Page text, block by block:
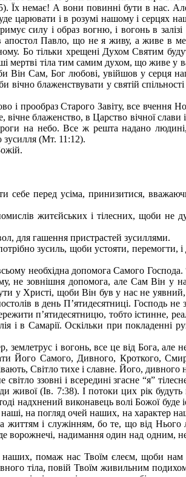
немає! А вони повинні бути в нас.
царювати і в розумі нашому і
силу і образ вогню, і вогонь в
Павло, що не я живу, а живе в
Бо тільки хрещені Духом Святим
мертві тіла тим самим духом, що живе
Сам, Бог любові, увійшов у серця
блаженствувати у святій
і прообраз Старого Завіту, все вчення
блаженство, в Царство вічної слави
на небо. Все ж решта надано
(Мт. 11:12).
себе перед усіма, принизитися,
житєйських і тілесних, щоби
для гашення пристрастей зусиллями.
потрібно зусиль, щоби устояти,
необхідна допомога Самого
не зовнішня допомога, але Сам Він
у Христі, щоби Він був у нас не
в день П’ятидесятниці. Господь
п’ятидесятницю, тобто істинне,
і в Самарії. Оскільки при
і вогонь, все це від Бога,
Його Самого, Дивного, Кроткого,
Світло тихе і славне. Його,
ззовні і всередині згасне “я”
живої (Ів. 7:38). І потоки цих рік
надхнений виконавець волі Божої
на погляд очей наших, на характер
і служінням, бо те, що від Нього
надимання один над одним,
помаж нас Твоїм єлеєм, щоби
тіла, повій Твоїм живильним